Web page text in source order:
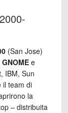
(San Jose)
e
IBM, Sun
il team di
la
– distribuita